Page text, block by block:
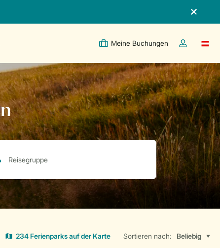
Meine Buchungen
Dropdown-
234 Ferienparks auf der Karte Sortieren nach: